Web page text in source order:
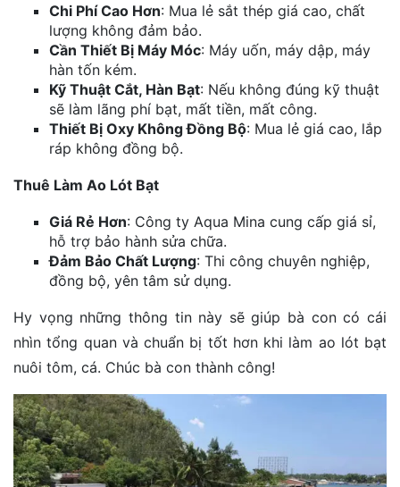
Chi Phí Cao Hơn: Mua lẻ sắt thép giá cao, chất
lượng không đảm bảo.
Cần Thiết Bị Máy Móc: Máy uốn, máy dập, máy
hàn tốn kém.
Kỹ Thuật Cắt, Hàn Bạt: Nếu không đúng kỹ thuật
sẽ làm lãng phí bạt, mất tiền, mất công.
Thiết Bị Oxy Không Đồng Bộ: Mua lẻ giá cao, lắp
ráp không đồng bộ.
Thuê Làm Ao Lót Bạt
Giá Rẻ Hơn: Công ty Aqua Mina cung cấp giá sỉ,
hỗ trợ bảo hành sửa chữa.
Đảm Bảo Chất Lượng: Thi công chuyên nghiệp,
đồng bộ, yên tâm sử dụng.
Hy vọng những thông tin này sẽ giúp bà con có cái
nhìn tổng quan và chuẩn bị tốt hơn khi làm ao lót bạt
nuôi tôm, cá. Chúc bà con thành công!